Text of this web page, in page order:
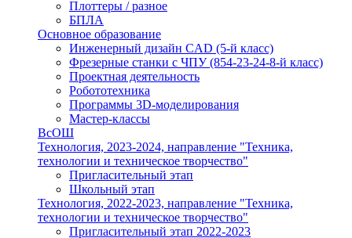
Плоттеры / разное
БПЛА
Основное образование
Инженерный дизайн CAD (5-й класс)
Фрезерные станки с ЧПУ (854-23-24-8-й класс)
Проектная деятельность
Робототехника
Программы 3D-моделирования
Мастер-классы
ВсОШ
Технология, 2023-2024, направление "Техника,
технологии и техническое творчество"
Пригласительный этап
Школьный этап
Технология, 2022-2023, направление "Техника,
технологии и техническое творчество"
Пригласительный этап 2022-2023